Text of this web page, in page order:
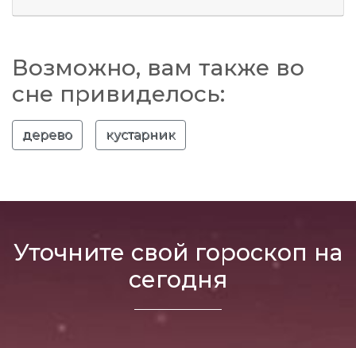
Возможно, вам также во
сне привиделось:
дерево кустарник
Уточните свой гороскоп на
сегодня